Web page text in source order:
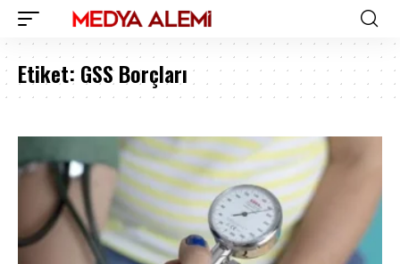
Etiket: GSS Borçları